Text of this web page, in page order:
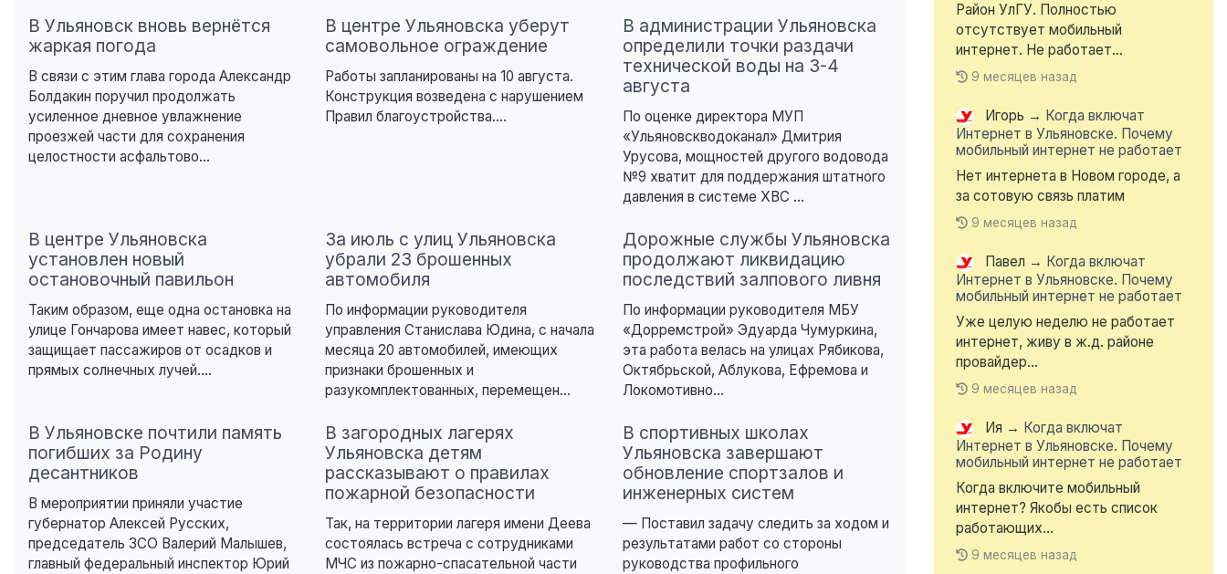
В Ульяновск вновь вернётся
жаркая погода
В связи с этим глава города Александр
Болдакин поручил продолжать
усиленное дневное увлажнение
проезжей части для сохранения
целостности асфальтово...
В центре Ульяновска уберут
самовольное ограждение
Работы запланированы на 10 августа.
Конструкция возведена с нарушением
Правил благоустройства....
В администрации Ульяновска
определили точки раздачи
технической воды на 3-4
августа
По оценке директора МУП
«Ульяновскводоканал» Дмитрия
Урусова, мощностей другого водовода
№9 хватит для поддержания штатного
давления в системе ХВС ...
В центре Ульяновска
установлен новый
остановочный павильон
Таким образом, еще одна остановка на
улице Гончарова имеет навес, который
защищает пассажиров от осадков и
прямых солнечных лучей....
За июль с улиц Ульяновска
убрали 23 брошенных
автомобиля
По информации руководителя
управления Станислава Юдина, с начала
месяца 20 автомобилей, имеющих
признаки брошенных и
разукомплектованных, перемещен...
Дорожные службы Ульяновска
продолжают ликвидацию
последствий залпового ливня
По информации руководителя МБУ
«Дорремстрой» Эдуарда Чумуркина,
эта работа велась на улицах Рябикова,
Октябрьской, Аблукова, Ефремова и
Локомотивно...
В Ульяновске почтили память
погибших за Родину
десантников
В мероприятии приняли участие
губернатор Алексей Русских,
председатель ЗСО Валерий Малышев,
главный федеральный инспектор Юрий
В загородных лагерях
Ульяновска детям
рассказывают о правилах
пожарной безопасности
Так, на территории лагеря имени Деева
состоялась встреча с сотрудниками
МЧС из пожарно-спасательной части
В спортивных школах
Ульяновска завершают
обновление спортзалов и
инженерных систем
— Поставил задачу следить за ходом и
результатами работ со стороны
руководства профильного
Район УлГУ. Полностью
отсутствует мобильный
интернет. Не работает...
9 месяцев назад
Игорь → Когда включат
Интернет в Ульяновске. Почему
мобильный интернет не работает
Нет интернета в Новом городе, а
за сотовую связь платим
9 месяцев назад
Павел → Когда включат
Интернет в Ульяновске. Почему
мобильный интернет не работает
Уже целую неделю не работает
интернет, живу в ж.д. районе
провайдер...
9 месяцев назад
Ия → Когда включат
Интернет в Ульяновске. Почему
мобильный интернет не работает
Когда включите мобильный
интернет? Якобы есть список
работающих...
9 месяцев назад